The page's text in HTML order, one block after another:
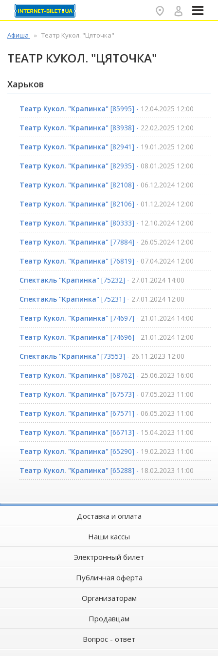
Афиша Театр Кукол. "Цяточка"
ТЕАТР КУКОЛ. "ЦЯТОЧКА"
Харьков
Театр Кукол. "Крапинка" [85995] - 12.04.2025 12:00
Театр Кукол. "Крапинка" [83938] - 22.02.2025 12:00
Театр Кукол. "Крапинка" [82941] - 19.01.2025 12:00
Театр Кукол. "Крапинка" [82935] - 08.01.2025 12:00
Театр Кукол. "Крапинка" [82108] - 06.12.2024 12:00
Театр Кукол. "Крапинка" [82106] - 01.12.2024 12:00
Театр Кукол. "Крапинка" [80333] - 12.10.2024 12:00
Театр Кукол. "Крапинка" [77884] - 26.05.2024 12:00
Театр Кукол. "Крапинка" [76819] - 07.04.2024 12:00
Спектакль "Крапинка" [75232] - 27.01.2024 14:00
Спектакль "Крапинка" [75231] - 27.01.2024 12:00
Театр Кукол. "Крапинка" [74697] - 21.01.2024 14:00
Театр Кукол. "Крапинка" [74696] - 21.01.2024 12:00
Спектакль "Крапинка" [73553] - 26.11.2023 12:00
Театр Кукол. "Крапинка" [68762] - 25.06.2023 16:00
Театр Кукол. "Крапинка" [67573] - 07.05.2023 11:00
Театр Кукол. "Крапинка" [67571] - 06.05.2023 11:00
Театр Кукол. "Крапинка" [66713] - 15.04.2023 11:00
Театр Кукол. "Крапинка" [65290] - 19.02.2023 11:00
Театр Кукол. "Крапинка" [65288] - 18.02.2023 11:00
Доставка и оплата
Наши кассы
Электронный билет
Публичная оферта
Организаторам
Продавцам
Вопрос - ответ